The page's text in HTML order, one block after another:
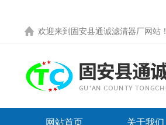
欢迎来到 固安县通诚滤清器厂网站 ！
网站首页 关于我们